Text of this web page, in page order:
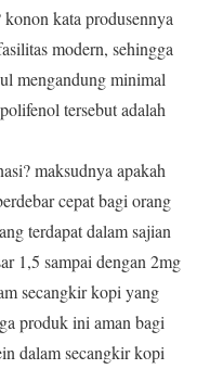
kata produsennya
modern, sehingga
mengandung minimal
tersebut adalah
maksudnya apakah
cepat bagi orang
terdapat dalam sajian
1,5 sampai dengan 2mg
secangkir kopi yang
produk ini aman bagi
dalam secangkir kopi